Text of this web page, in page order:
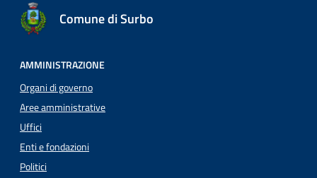
Comune di Surbo
AMMINISTRAZIONE
Organi di governo
Aree amministrative
Uffici
Enti e fondazioni
Politici